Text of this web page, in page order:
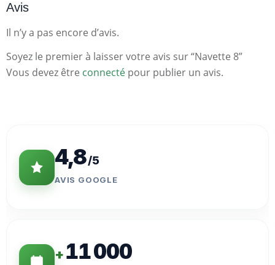
Avis
Il n’y a pas encore d’avis.
Soyez le premier à laisser votre avis sur “Navette 8”
Vous devez être connecté pour publier un avis.
4,8/5
AVIS GOOGLE
+11 000